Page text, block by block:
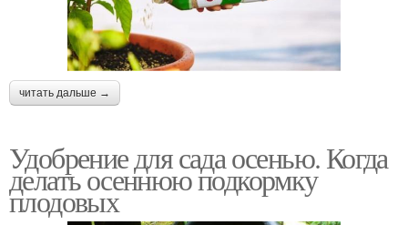
читать дальше →
Удобрение для сада осенью. Когда
делать осеннюю подкормку
плодовых